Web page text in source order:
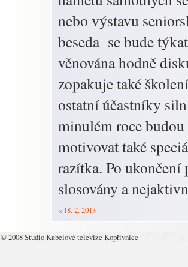
nebo výstavu
beseda se bude
věnována hodně
zopakuje také
ostatní účastníky
minulém roce
motivovat také
razítka. Po
slosovány a
« 18. 2. 2013
© 2008 Studio Kabelové televize Kopřivnice